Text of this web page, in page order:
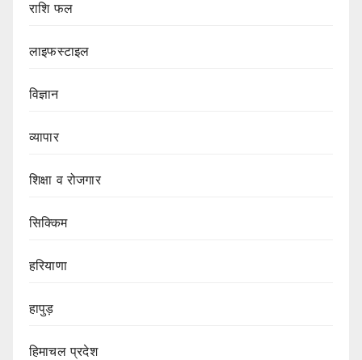
राशि फल
लाइफस्टाइल
विज्ञान
व्यापार
शिक्षा व रोजगार
सिक्किम
हरियाणा
हापुड़
हिमाचल प्रदेश